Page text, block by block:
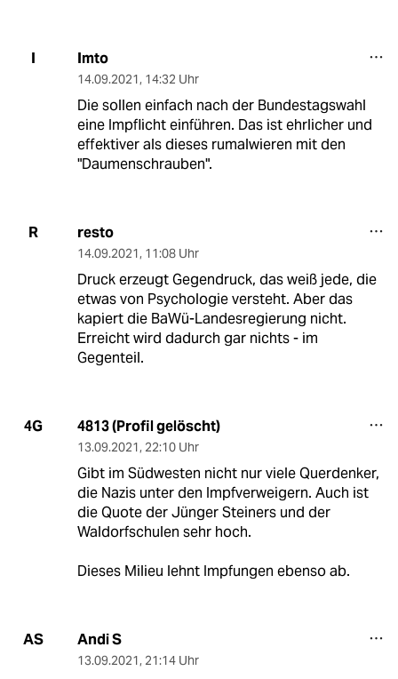
I Imto
14.09.2021, 14:32 Uhr
Die sollen einfach nach der Bundestagswahl
eine Impflicht einführen. Das ist ehrlicher und
effektiver als dieses rumalwieren mit den
"Daumenschrauben".
R resto
14.09.2021, 11:08 Uhr
Druck erzeugt Gegendruck, das weiß jede, die
etwas von Psychologie versteht. Aber das
kapiert die BaWü-Landesregierung nicht.
Erreicht wird dadurch gar nichts - im
Gegenteil.
4G 4813 (Profil gelöscht)
13.09.2021, 22:10 Uhr
Gibt im Südwesten nicht nur viele Querdenker,
die Nazis unter den Impfverweigern. Auch ist
die Quote der Jünger Steiners und der
Waldorfschulen sehr hoch.
Dieses Milieu lehnt Impfungen ebenso ab.
AS Andi S
13.09.2021, 21:14 Uhr